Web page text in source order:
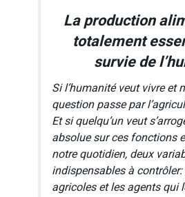
La production
totalement
survie de
Si l’humanité veut vivre et
question passe par
Et si quelqu’un veut
absolue sur ces fonctions
notre quotidien, deux
indispensables à contrôler:
agricoles et les agents qui